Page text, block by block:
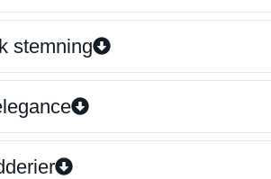
stemning